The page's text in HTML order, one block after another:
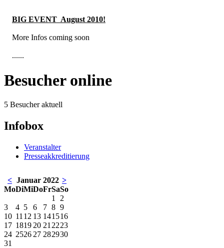
BIG EVENT August 2010!
More Infos coming soon
......
Besucher online
5 Besucher aktuell
Infobox
Veranstalter
Presseakkreditierung
< Januar 2022 >
MoDiMiDoFrSaSo
1
2
3
4 5 6 7 8 9
10 11 12 13 141516
17 1819 20 21 2223
24 2526 27 282930
31